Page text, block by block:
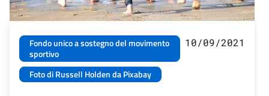
Fondo unico a sostegno del movimento
sportivo
Foto di Russell Holden da Pixabay
10/09/2021